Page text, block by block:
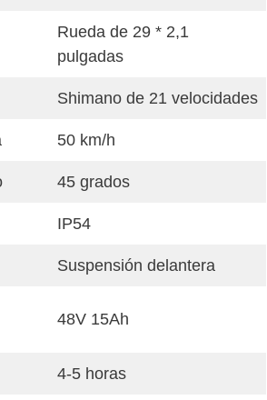
Rueda de 29 * 2,1
pulgadas
Shimano de 21 velocidades
50 km/h
45 grados
IP54
Suspensión delantera
48V 15Ah
4-5 horas